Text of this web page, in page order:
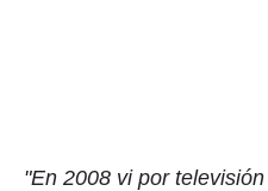
"En 2008 vi por